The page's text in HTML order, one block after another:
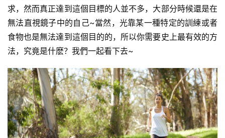
求，然而真正達到這個目標的人並不多，大部分時候還是在
無法直視鏡子中的自己~當然，光靠某一種特定的訓練或者
食物也是無法達到這個目的的，所以你需要史上最有效的方
法，究竟是什麽？我們一起看下去~